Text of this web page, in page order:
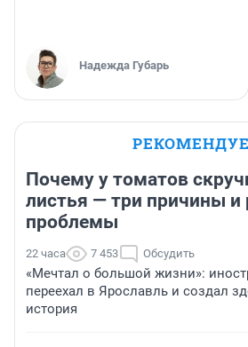
Надежда Губарь
Почему у томатов
листья — три причины и
проблемы
22 часа 7 453 Обсудить
«Мечтал о большой жизни»:
переехал в Ярославль и создал
история